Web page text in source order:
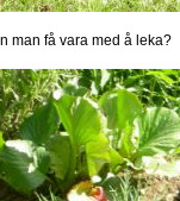
man få vara med å leka?